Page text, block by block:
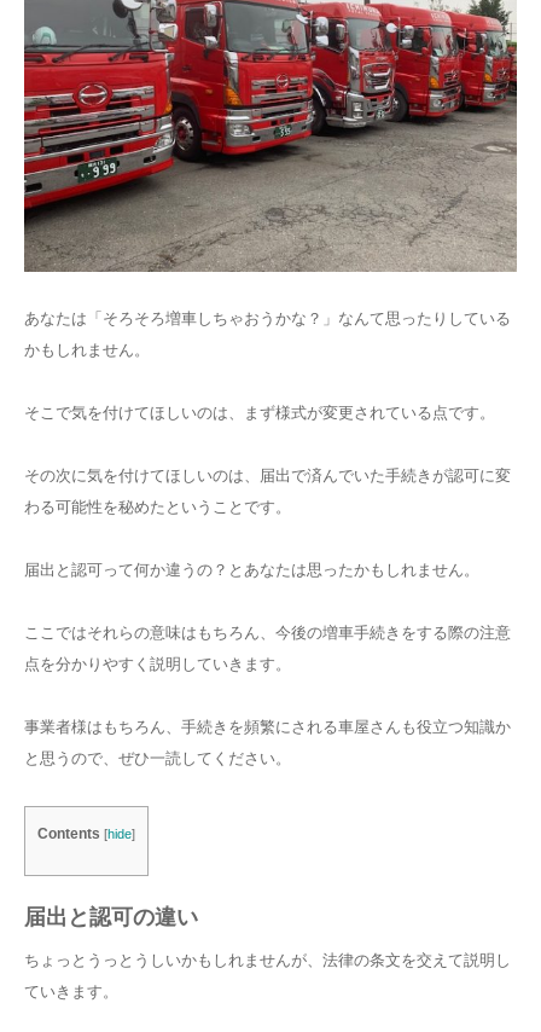
あなたは「そろそろ増車しちゃおうかな？」なんて思ったりしている
かもしれません。
そこで気を付けてほしいのは、まず様式が変更されている点です。
その次に気を付けてほしいのは、届出で済んでいた手続きが認可に変
わる可能性を秘めたということです。
届出と認可って何か違うの？とあなたは思ったかもしれません。
ここではそれらの意味はもちろん、今後の増車手続きをする際の注意
点を分かりやすく説明していきます。
事業者様はもちろん、手続きを頻繁にされる車屋さんも役立つ知識か
と思うので、ぜひ一読してください。
Contents [hide]
届出と認可の違い
ちょっとうっとうしいかもしれませんが、法律の条文を交えて説明し
ていきます。